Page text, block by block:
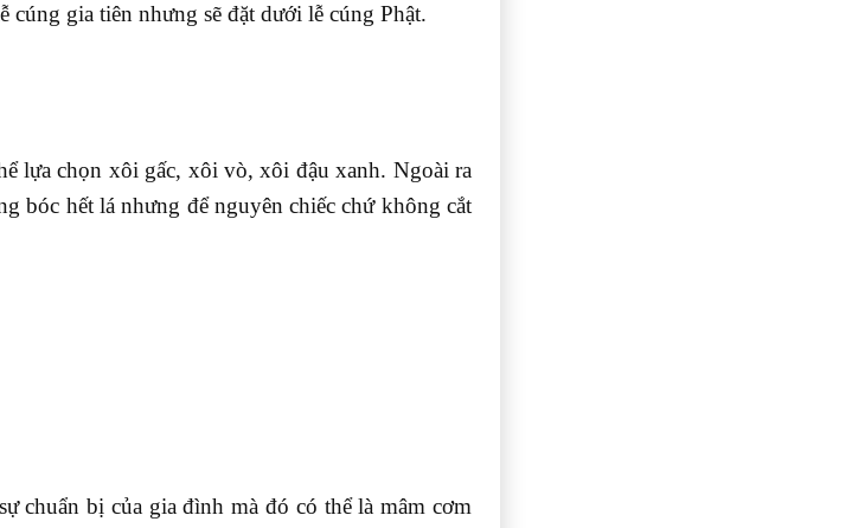
gia tiên nhưng sẽ đặt dưới lễ cúng Phật.
lựa chọn xôi gấc, xôi vò, xôi đậu xanh. Ngoài ra
bóc hết lá nhưng để nguyên chiếc chứ không cắt
chuẩn bị của gia đình mà đó có thể là mâm cơm